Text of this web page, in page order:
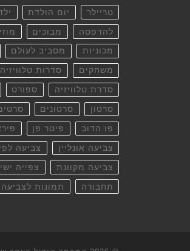
טריילר יום הולדת
להדפסה מבוכים
מכוניות מסביב לעולם
משחקים סדרות
סדרת טלוויזיה ספורט
סרטון סרטונים
פו הדוב פיטר פן
צביעה אונליין צביעה
צביעה מקוונת צפייה
תחבורה תמונות לצביעה